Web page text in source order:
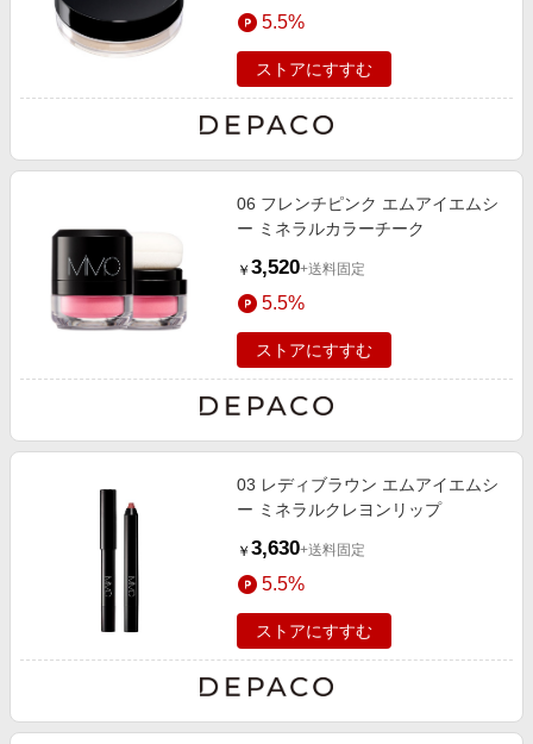
5.5%
ストアにすすむ
06 フレンチピンク エムアイエムシ
ー ミネラルカラーチーク
￥ 3,520+送料固定
5.5%
ストアにすすむ
03 レディブラウン エムアイエムシ
ー ミネラルクレヨンリップ
￥ 3,630+送料固定
5.5%
ストアにすすむ